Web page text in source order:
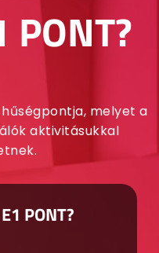
PONT?
hűségpontja, melyet a
aktivitásukkal
PONT?